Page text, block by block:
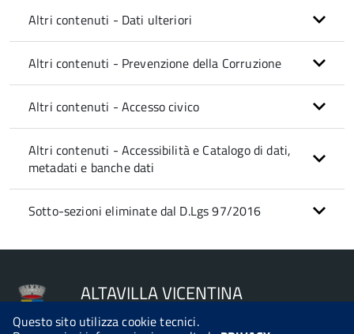
Questo sito utilizza cookie tecnici.
Altri contenuti - Dati ulteriori
Altri contenuti - Prevenzione della Corruzione
Altri contenuti - Accesso civico
Altri contenuti - Accessibilità e Catalogo di dati,
metadati e banche dati
Sotto-sezioni eliminate dal D.Lgs 97/2016
ALTAVILLA VICENTINA